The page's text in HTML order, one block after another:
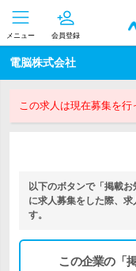
メニュー 会員登録
電脳株式会社
この求人は現在募集を行
以下のボタンで「掲載
に求人募集をした際、
す。
この企業の「